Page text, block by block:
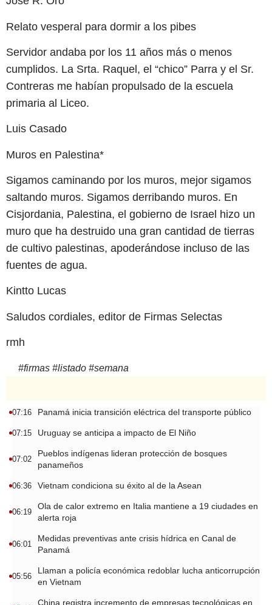
Relato vesperal para dormir a los pibes
Servidor andaba por los 11 años más o menos
cumplidos. La Srta. Raquel, el “chico” Parra y el Sr.
Contreras me habían propulsado de la escuela
primaria al Liceo.
Luis Casado
Muros en Palestina*
Sigamos caminando por los muros, mejor sigamos
saltando muros. Sigamos derribando muros. En
Cisjordania, Palestina, el gobierno de Israel hizo un
muro que ha destruido una gran cantidad de tierras
de cultivo palestinas, apoderándose incluso de las
fuentes de agua.
Kintto Lucas
Saludos cordiales, editor de Firmas Selectas
rmh
#firmas #listado #semana
07:16 Panamá inicia transición eléctrica del transporte público
07:15 Uruguay se anticipa a impacto de El Niño
07:02
Pueblos indígenas lideran protección de bosques
panameños
06:36 Vietnam condiciona su éxito al de la Asean
06:19
Ola de calor extremo en Italia mantiene a 19 ciudades en
alerta roja
06:01
Medidas preventivas ante crisis hídrica en Canal de
Panamá
05:56
Llaman a policía económica redoblar lucha anticorrupción
en Vietnam
China registra incremento de empresas tecnológicas en